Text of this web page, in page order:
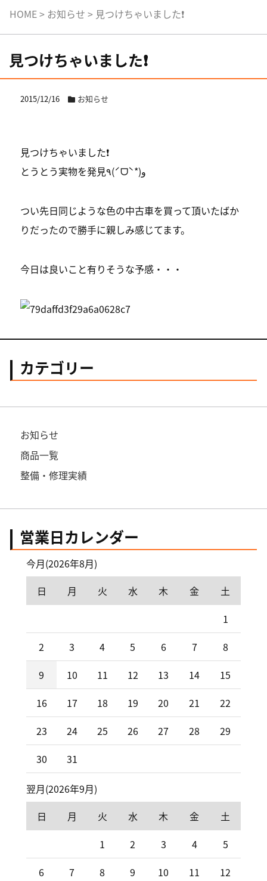
HOME> お知らせ > 見つけちゃいました❗️
見つけちゃいました❗️
2015/12/16 お知らせ
見つけちゃいました❗️
とうとう実物を発見٩(ˊᗜˋ*)و
つい先日同じような色の中古車を買って頂いたばか
りだったので勝手に親しみ感じてます。
今日は良いこと有りそうな予感・・・
カテゴリー
お知らせ
商品一覧
整備・修理実績
営業日カレンダー
今月(2026年8月)
日
月 火 水 木 金
土
1
2
3 4 5 6 7
8
9
10 11 12 13 14
15
16
17 18 19 20 21
22
23
24 25 26 27 28
29
30
31
翌月(2026年9月)
日
月 火 水 木 金
土
1
2 3 4
5
6
7 8 9 10 11
12